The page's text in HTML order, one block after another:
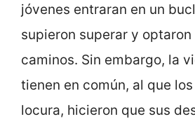
jóvenes entraran en un
supieron superar y
caminos. Sin embargo, la
tienen en común, al que
locura, hicieron que sus